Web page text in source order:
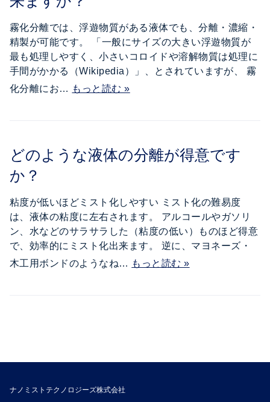
霧化分離では、浮遊物質がある液体でも、分離・濃縮・
精製が可能です。 「一般にサイズの大きい浮遊物質が
最も処理しやすく、小さいコロイドや溶解物質は処理に
手間がかかる（Wikipedia）」、とされていますが、 霧
化分離にお… もっと読む »
どのような液体の分離が得意です
か？
粘度が低いほどミスト化しやすい ミスト化の難易度
は、液体の粘度に左右されます。 アルコールやガソリ
ン、水などのサラサラした（粘度の低い）ものほど得意
で、効率的にミスト化出来ます。 逆に、マヨネーズ・
木工用ボンドのようなね… もっと読む »
ナノミストテクノロジーズ株式会社